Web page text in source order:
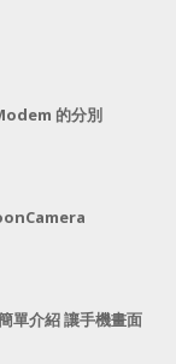
的分別
單介紹 讓手機畫面